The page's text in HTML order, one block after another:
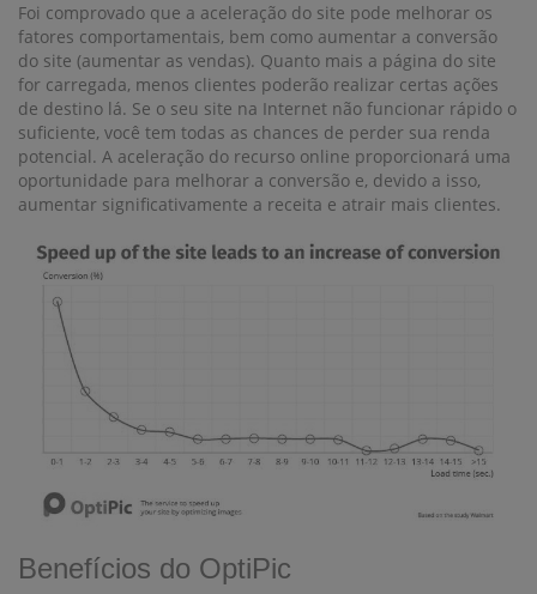
Foi comprovado que a aceleração do site pode melhorar os
fatores comportamentais, bem como aumentar a conversão
do site (aumentar as vendas). Quanto mais a página do site
for carregada, menos clientes poderão realizar certas ações
de destino lá. Se o seu site na Internet não funcionar rápido o
suficiente, você tem todas as chances de perder sua renda
potencial. A aceleração do recurso online proporcionará uma
oportunidade para melhorar a conversão e, devido a isso,
aumentar significativamente a receita e atrair mais clientes.
Benefícios do OptiPic